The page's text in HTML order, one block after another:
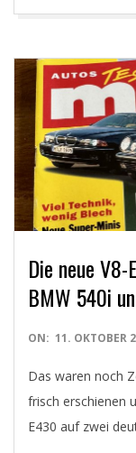
Die neue
BMW 540i
2025-
11
ON: 11. OKTOBER
Das waren noch
frisch erschienen
E430 auf zwei